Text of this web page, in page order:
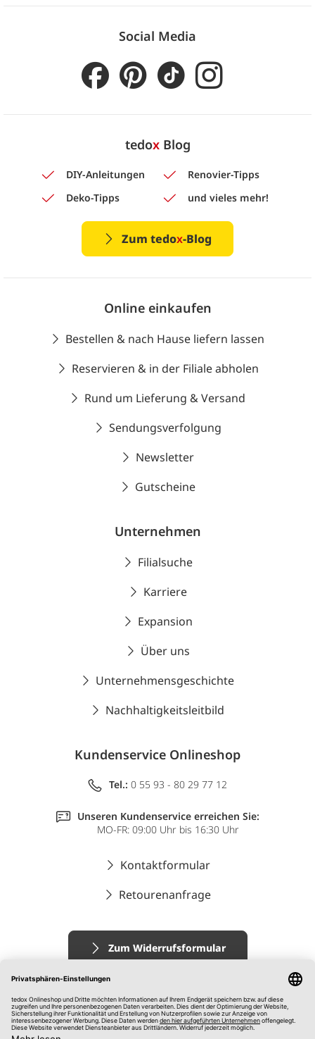
Social Media
tedoxBlog
DIY-Anleitungen
Renovier-Tipps
Deko-Tipps
und vieles mehr!
Zum tedox-Blog
Online einkaufen
Bestellen & nach Hause liefern lassen
Reservieren & in der Filiale abholen
Rund um Lieferung & Versand
Sendungsverfolgung
Newsletter
Gutscheine
Unternehmen
Filialsuche
Karriere
Expansion
Über uns
Unternehmensgeschichte
Nachhaltigkeitsleitbild
Kundenservice Onlineshop
Tel.: 0 55 93 - 80 29 77 12
Unseren Kundenservice erreichen Sie:
MO-FR: 09:00 Uhr bis 16:30 Uhr
Kontaktformular
Retourenanfrage
Zum Widerrufsformular
Impressum
AGB